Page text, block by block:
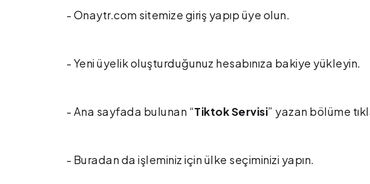
- Onaytr.com sitemize giriş yapıp üye olun.
- Yeni üyelik oluşturduğunuz hesabınıza bakiye yükleyin.
- Ana sayfada bulunan “Tiktok Servisi” yazan bölüme
- Buradan da işleminiz için ülke seçiminizi yapın.